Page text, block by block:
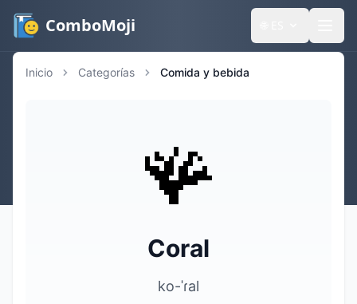
ComboMoji
Inicio Categorías Comida y bebida
🪸
Coral
ko-ˈɾal